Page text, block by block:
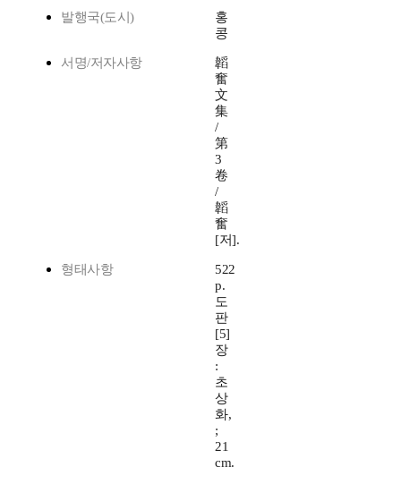
발행국(도시)
홍
콩
서명/저자사항
韜
奮
文
集
/
第
3
卷
/
韜
奮
[저].
형태사항
522
p.
도
판
[5]
장
:
초
상
화,
;
21
cm.